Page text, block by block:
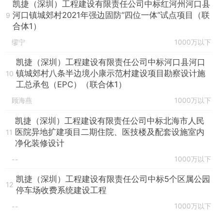
9
凯捷（深圳）工程建设有限责任公司中标红河州河口县
河口镇城郊村2021年强边固防“四位一体”试点项目（联
合体1）
缪宁 1000万以下
10
凯捷（深圳）工程建设有限责任公司中标河口县河口
镇城郊村八条半边境小康示范村建设项目勘察设计施
工总承包（EPC）（联合体1）
顾海燕 1000万以下
11
凯捷（深圳）工程建设有限责任公司中标北海市人民
医院异地扩建项目二期住院、医技楼及配套设施室内
净化装修设计
-- 1000万以下
12
凯捷（深圳）工程建设有限责任公司中标5个区属公园
停车场收费系统建设工程
-- 1000万以下